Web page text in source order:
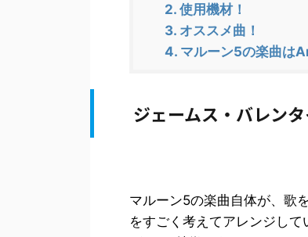
2. 使用機材！
3. オススメ曲！
4. マルーン5の楽曲は
ジェームス・バレン
マルーン5の楽曲自体が、歌
をすごく考えてアレンジし